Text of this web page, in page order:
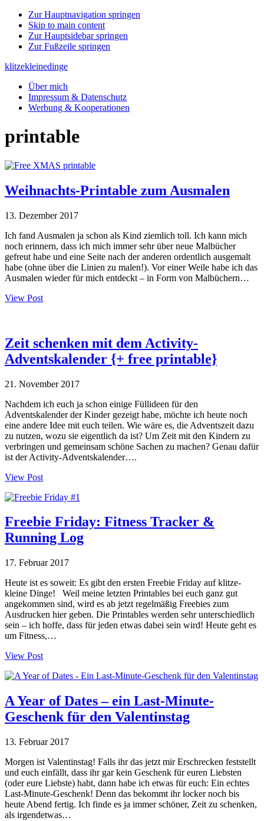
Zur Hauptnavigation springen
Skip to main content
Zur Hauptsidebar springen
Zur Fußzeile springen
klitzekleinedinge
Über mich
Impressum & Datenschutz
Werbung & Kooperationen
printable
Weihnachts-Printable zum Ausmalen
13. Dezember 2017
Ich fand Ausmalen ja schon als Kind ziemlich toll. Ich kann mich
noch erinnern, dass ich mich immer sehr über neue Malbücher
gefreut habe und eine Seite nach der anderen ordentlich ausgemalt
habe (ohne über die Linien zu malen!). Vor einer Weile habe ich das
Ausmalen wieder für mich entdeckt – in Form von Malbüchern…
View Post
Zeit schenken mit dem Activity-
Adventskalender {+ free printable}
21. November 2017
Nachdem ich euch ja schon einige Füllideen für den
Adventskalender der Kinder gezeigt habe, möchte ich heute noch
eine andere Idee mit euch teilen. Wie wäre es, die Adventszeit dazu
zu nutzen, wozu sie eigentlich da ist? Um Zeit mit den Kindern zu
verbringen und gemeinsam schöne Sachen zu machen? Genau dafür
ist der Activity-Adventskalender….
View Post
Freebie Friday: Fitness Tracker &
Running Log
17. Februar 2017
Heute ist es soweit: Es gibt den ersten Freebie Friday auf klitze-
kleine Dinge! Weil meine letzten Printables bei euch ganz gut
angekommen sind, wird es ab jetzt regelmäßig Freebies zum
Ausdrucken hier geben. Die Printables werden sehr unterschiedlich
sein – ich hoffe, dass für jeden etwas dabei sein wird! Heute geht es
um Fitness,…
View Post
A Year of Dates – ein Last-Minute-
Geschenk für den Valentinstag
13. Februar 2017
Morgen ist Valentinstag! Falls ihr das jetzt mir Erschrecken feststellt
und euch einfällt, dass ihr gar kein Geschenk für euren Liebsten
(oder eure Liebste) habt, dann habe ich etwas für euch: Ein echtes
Last-Minute-Geschenk! Denn das bekommt ihr locker noch bis
heute Abend fertig. Ich finde es ja immer schöner, Zeit zu schenken,
als irgendetwas…